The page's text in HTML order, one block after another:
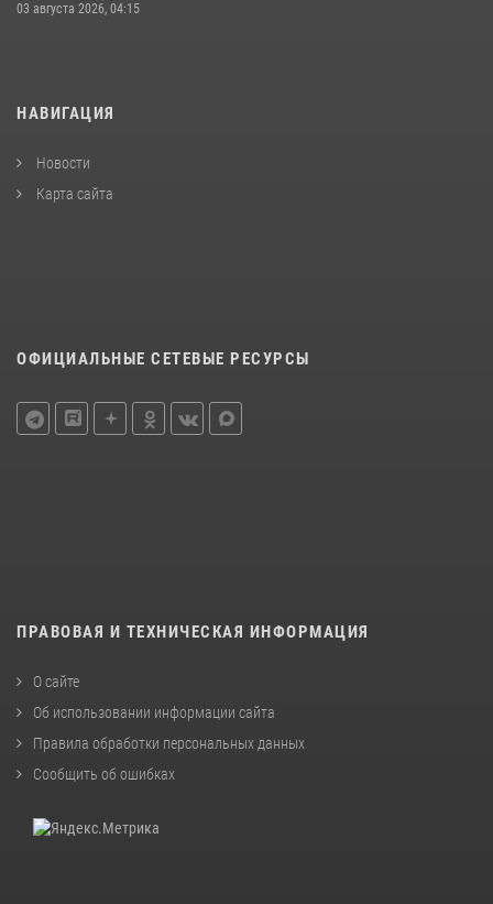
03 августа 2026, 04:15
НАВИГАЦИЯ
Новости
Карта сайта
ОФИЦИАЛЬНЫЕ СЕТЕВЫЕ РЕСУРСЫ
ПРАВОВАЯ И ТЕХНИЧЕСКАЯ ИНФОРМАЦИЯ
О сайте
Об использовании информации сайта
Правила обработки персональных данных
Сообщить об ошибках